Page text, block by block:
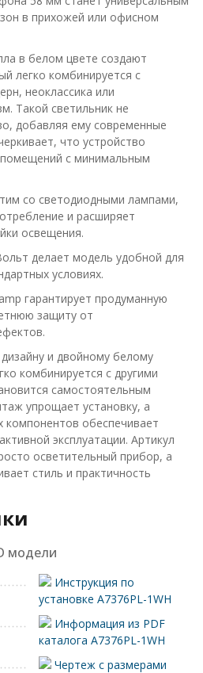
в прихожей или офисном
в белом цвете создают
легко комбинируется с
неоклассика или
Такой светильник не
добавляя ему современные
что устройство
помещений с минимальным
со светодиодными лампами,
и расширяет
освещения.
делает модель удобной для
условиях.
гарантирует продуманную
защиту от
и двойному белому
комбинируется с другими
самостоятельным
упрощает установку, а
компонентов обеспечивает
эксплуатации. Артикул
осветительный прибор, а
стиль и практичность
модели
Инструкция по
установке A7376PL-1WH
Информация из PDF
каталога A7376PL-1WH
Чертеж с размерами